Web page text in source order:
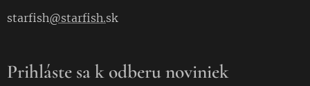
starfish@starfish.sk
Prihláste sa k odberu noviniek